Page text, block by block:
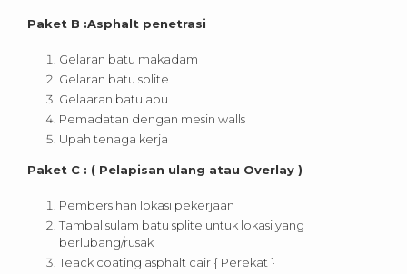
Paket B :Asphalt penetrasi
Gelaran batu makadam
Gelaran batu splite
Gelaaran batu abu
Pemadatan dengan mesin walls
Upah tenaga kerja
Paket C : ( Pelapisan ulang atau Overlay )
Pembersihan lokasi pekerjaan
Tambal sulam batu splite untuk lokasi yang
berlubang/rusak
Teack coating asphalt cair { Perekat }